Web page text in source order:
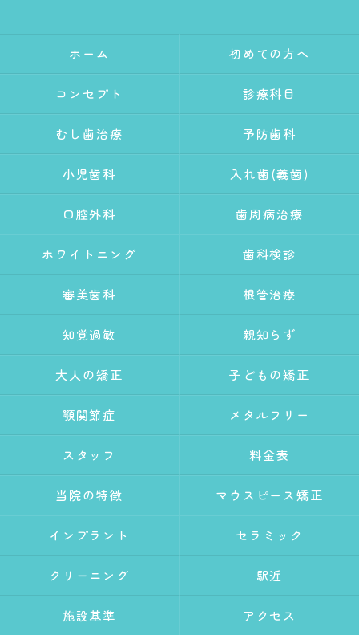
ホーム 初めての方へ
コンセプト 診療科目
むし歯治療 予防歯科
小児歯科 入れ歯(義歯)
口腔外科 歯周病治療
ホワイトニング 歯科検診
審美歯科 根管治療
知覚過敏 親知らず
大人の矯正 子どもの矯正
顎関節症 メタルフリー
スタッフ 料金表
当院の特徴 マウスピース矯正
インプラント セラミック
クリーニング 駅近
施設基準 アクセス